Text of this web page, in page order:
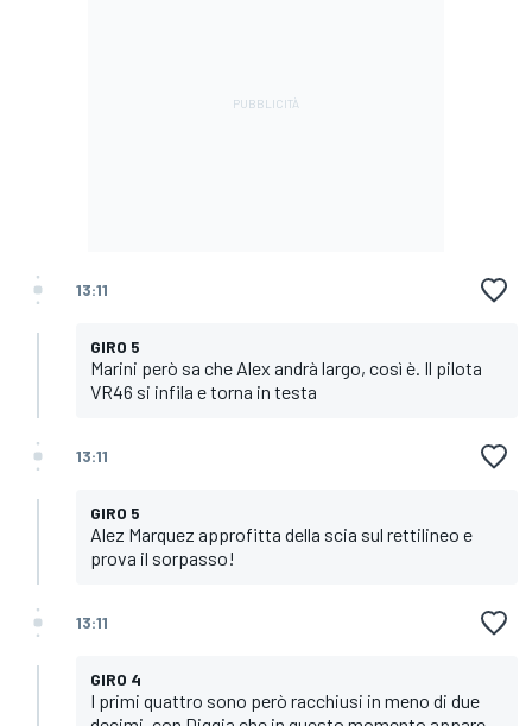
13:11
GIRO 5
Marini però sa che Alex andrà largo, così è. Il pilota
VR46 si infila e torna in testa
13:11
GIRO 5
Alez Marquez approfitta della scia sul rettilineo e
prova il sorpasso!
13:11
GIRO 4
I primi quattro sono però racchiusi in meno di due